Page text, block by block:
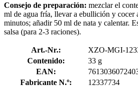
Consejo de preparación: mezclar el
ml de agua fría, llevar a ebullición y cocer
minutos; añadir 50 ml de nata y calentar.
salsa (para 2-3 raciones).
Art.-Nr.:
XZO-MGI-
Contenido:
33 g
EAN:
Fabricante N.º:
12337734